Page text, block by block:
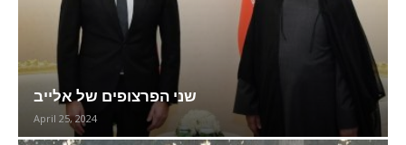
שני הפרצופים של אלייב
April 25, 2024